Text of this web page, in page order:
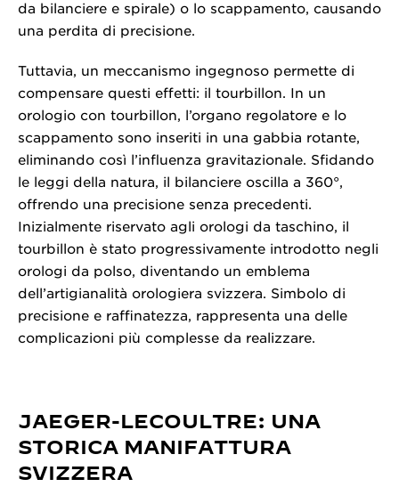
da bilanciere e spirale) o lo scappamento, causando
una perdita di precisione.
Tuttavia, un meccanismo ingegnoso permette di
compensare questi effetti: il tourbillon. In un
orologio con tourbillon, l’organo regolatore e lo
scappamento sono inseriti in una gabbia rotante,
eliminando così l’influenza gravitazionale. Sfidando
le leggi della natura, il bilanciere oscilla a 360°,
offrendo una precisione senza precedenti.
Inizialmente riservato agli orologi da taschino, il
tourbillon è stato progressivamente introdotto negli
orologi da polso, diventando un emblema
dell’artigianalità orologiera svizzera. Simbolo di
precisione e raffinatezza, rappresenta una delle
complicazioni più complesse da realizzare.
JAEGER-LECOULTRE: UNA
STORICA MANIFATTURA
SVIZZERA